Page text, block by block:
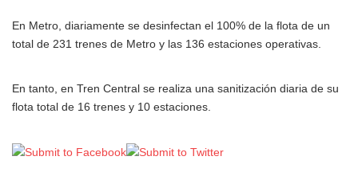
En Metro, diariamente se desinfectan el 100% de la flota de un
total de 231 trenes de Metro y las 136 estaciones operativas.
En tanto, en Tren Central se realiza una sanitización diaria de su
flota total de 16 trenes y 10 estaciones.